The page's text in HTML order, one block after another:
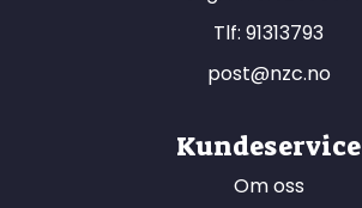
Tlf: 91313793
post@nzc.no
Kundeservice
Om oss